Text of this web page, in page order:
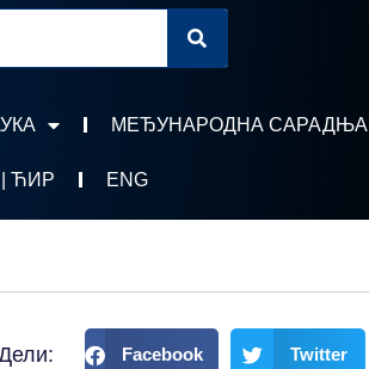
МЕЂУНАРОДНА САРАДЊА
| ЋИР ENG
Facebook Twitter